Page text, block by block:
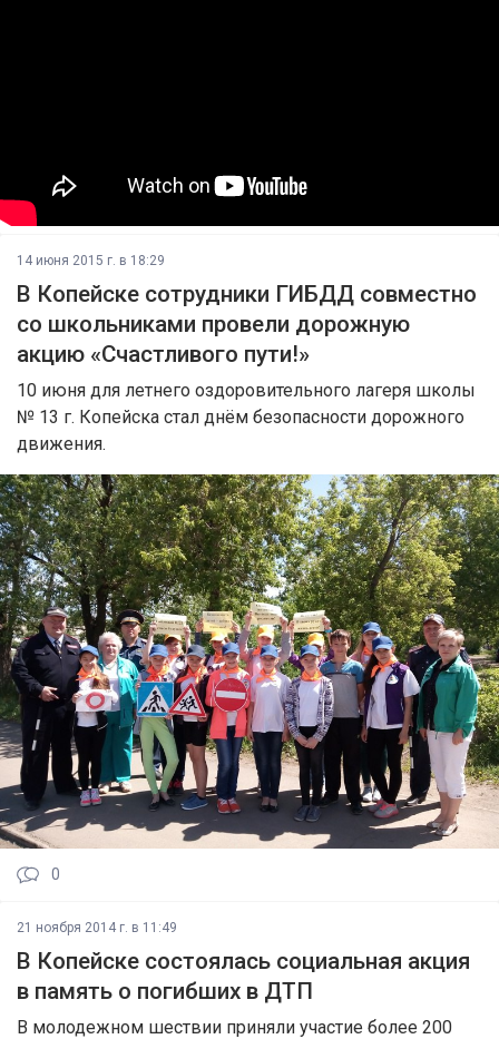
14 июня 2015 г. в 18:29
В Копейске сотрудники ГИБДД совместно
со школьниками провели дорожную
акцию «Счастливого пути!»
10 июня для летнего оздоровительного лагеря школы
№ 13 г. Копейска стал днём безопасности дорожного
движения.
0
21 ноября 2014 г. в 11:49
В Копейске состоялась социальная акция
в память о погибших в ДТП
В молодежном шествии приняли участие более 200